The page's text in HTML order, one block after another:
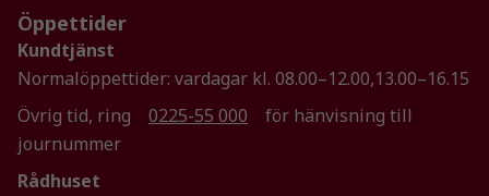
Öppettider
Kundtjänst
Normalöppettider: vardagar kl. 08.00–12.00,13.00–16.15
Övrig tid, ring
0225-55 000
för hänvisning till
journummer
Rådhuset